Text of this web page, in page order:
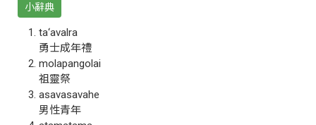
小辭典
ta‘avalra
勇士成年禮
molapangolai
祖靈祭
asavasavahe
男性青年